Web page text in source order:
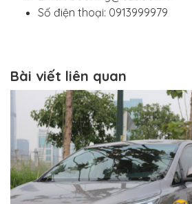
Số điện thoại: 0913999979
Bài viết liên quan